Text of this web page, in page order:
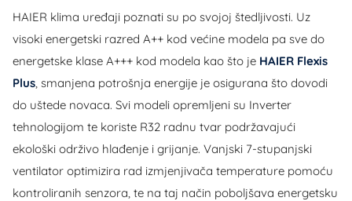
HAIER klima uređaji poznati su po svojoj štedljivosti. Uz
visoki energetski razred A++ kod većine modela pa sve do
energetske klase A+++ kod modela kao što je HAIER Flexis
Plus, smanjena potrošnja energije je osigurana što dovodi
do uštede novaca. Svi modeli opremljeni su Inverter
tehnologijom te koriste R32 radnu tvar podržavajući
ekološki održivo hlađenje i grijanje. Vanjski 7-stupanjski
ventilator optimizira rad izmjenjivača temperature pomoću
kontroliranih senzora, te na taj način poboljšava energetsku